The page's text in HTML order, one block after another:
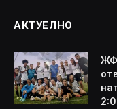
АКТУЕЛНО
2:0